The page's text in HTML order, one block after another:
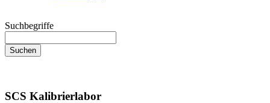
Suchbegriffe
SCS Kalibrierlabor